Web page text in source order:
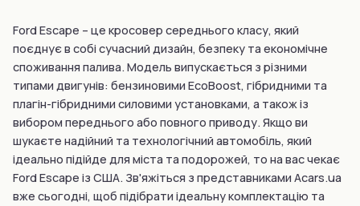
Ford Escape – це кросовер середнього класу, який
поєднує в собі сучасний дизайн, безпеку та економічне
споживання палива. Модель випускається з різними
типами двигунів: бензиновими EcoBoost, гібридними та
плагін-гібридними силовими установками, а також із
вибором переднього або повного приводу. Якщо ви
шукаєте надійний та технологічний автомобіль, який
ідеально підійде для міста та подорожей, то на вас чекає
Ford Escape із США. Зв'яжіться з представниками Acars.ua
вже сьогодні, щоб підібрати ідеальну комплектацію та